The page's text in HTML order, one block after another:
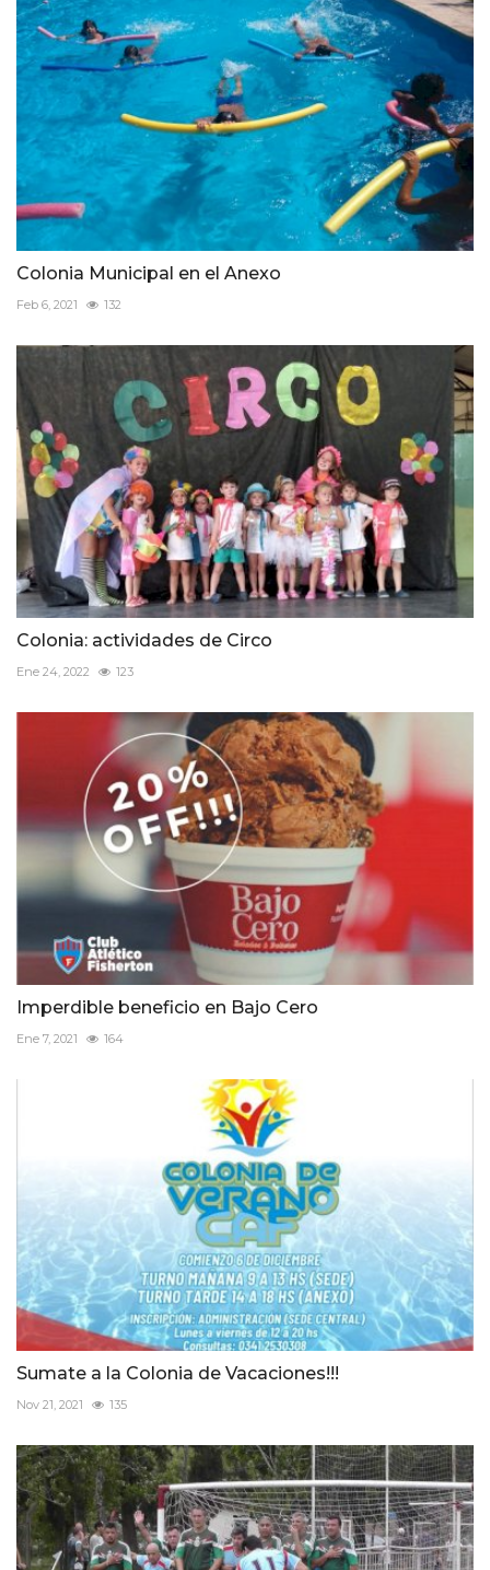
Colonia Municipal en el Anexo
Feb 6, 2021 132
Colonia: actividades de Circo
Ene 24, 2022 123
Imperdible beneficio en Bajo Cero
Ene 7, 2021 164
Sumate a la Colonia de Vacaciones!!!
Nov 21, 2021 135